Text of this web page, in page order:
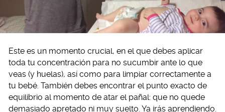
Este es un momento crucial, en el que debes aplicar
toda tu concentración para no sucumbir ante lo que
veas (y huelas), así como para limpiar correctamente a
tu bebé. También debes encontrar el punto exacto de
equilibrio al momento de atar el pañal: que no quede
demasiado apretado ni muy suelto. Ya irás aprendiendo.